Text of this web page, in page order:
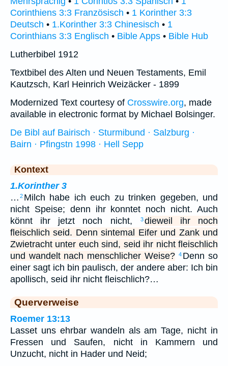
Corinthiens 3:3 Französisch • 1 Korinther 3:3
Deutsch • 1.Korinther 3:3 Chinesisch • 1
Corinthians 3:3 Englisch • Bible Apps • Bible Hub
Lutherbibel 1912
Textbibel des Alten und Neuen Testaments, Emil
Kautzsch, Karl Heinrich Weizäcker - 1899
Modernized Text courtesy of Crosswire.org, made
available in electronic format by Michael Bolsinger.
De Bibl auf Bairisch · Sturmibund · Salzburg ·
Bairn · Pfingstn 1998 · Hell Sepp
Kontext
1.Korinther 3
… 2 Milch habe ich euch zu trinken gegeben, und
nicht Speise; denn ihr konntet noch nicht. Auch
könnt ihr jetzt noch nicht,
3dieweil ihr noch
fleischlich seid. Denn sintemal Eifer und Zank und
Zwietracht unter euch sind, seid ihr nicht fleischlich
und wandelt nach menschlicher Weise?
4 Denn so
einer sagt ich bin paulisch, der andere aber: Ich bin
apollisch, seid ihr nicht fleischlich?…
Querverweise
Roemer 13:13
Lasset uns ehrbar wandeln als am Tage, nicht in
Fressen und Saufen, nicht in Kammern und
Unzucht, nicht in Hader und Neid;